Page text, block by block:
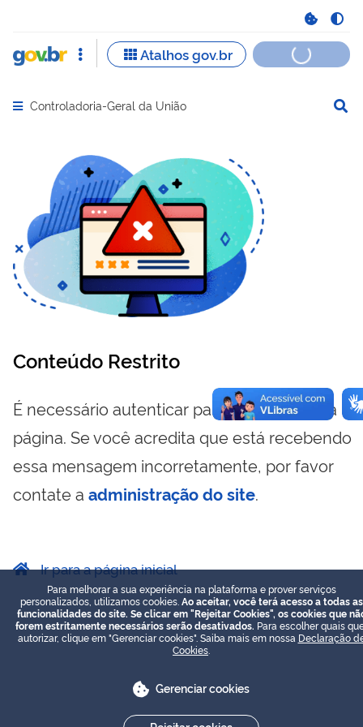
Abrir menu principal de navegação
Controladoria-Geral da União
Conteúdo Restrito
É necessário autenticar para visualizar essa
página. Se você acredita que está recebendo
essa mensagem incorretamente, por favor
contate a administração do site.
Ir para a página inicial
Para melhorar a sua experiência na plataforma e prover serviços
personalizados, utilizamos cookies. Ao aceitar, você terá acesso a todas as
funcionalidades do site. Se clicar em "Rejeitar Cookies", os cookies que
forem estritamente necessários serão desativados. Para escolher quais
autorizar, clique em "Gerenciar cookies". Saiba mais em nossa Declaração
Cookies
Gerenciar cookies